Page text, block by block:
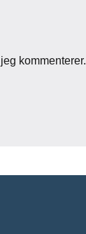
kommenterer.